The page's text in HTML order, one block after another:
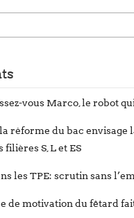
vous Marco, le robot
réforme du bac envisage
S, L et ES
les TPE: scrutin sans
de motivation du fêtard